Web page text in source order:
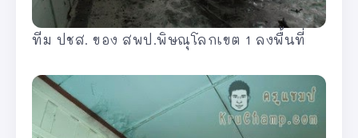
ทีม ปชส. ของ สพป.พิษณุโลกเขต 1 ลงพื้นที่